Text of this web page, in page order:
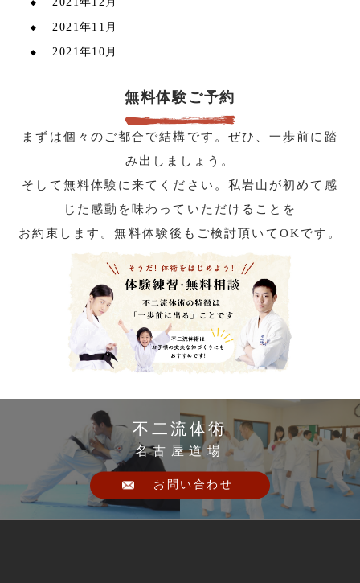
2021年11月
2021年10月
無料体験ご予約
まずは個々のご都合で結構です。ぜひ、一歩前に踏
み出しましょう。
そして無料体験に来てください。私岩山が初めて感
じた感動を味わっていただけることを
お約束します。無料体験後もご検討頂いてOKです。
不二流体術
名古屋道場
お問い合わせ